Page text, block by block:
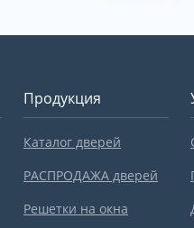
Продукция
Каталог дверей
РАСПРОДАЖА дверей
Решетки на окна